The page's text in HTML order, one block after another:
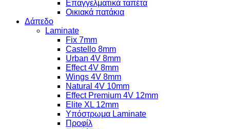
Επαγγελματικά ταπέτα
Οικιακά πατάκια
Δάπεδο
Laminate
Fix 7mm
Castello 8mm
Urban 4V 8mm
Effect 4V 8mm
Wings 4V 8mm
Natural 4V 10mm
Effect Premium 4V 12mm
Elite XL 12mm
Υπόστρωμα Laminate
Προφίλ